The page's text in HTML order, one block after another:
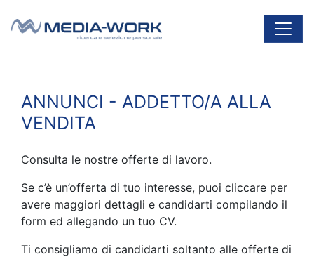
Navigazione principale
ANNUNCI - ADDETTO/A ALLA
VENDITA
Consulta le nostre offerte di lavoro.
Se c’è un’offerta di tuo interesse, puoi cliccare per
avere maggiori dettagli e candidarti compilando il
form ed allegando un tuo CV.
Ti consigliamo di candidarti soltanto alle offerte di